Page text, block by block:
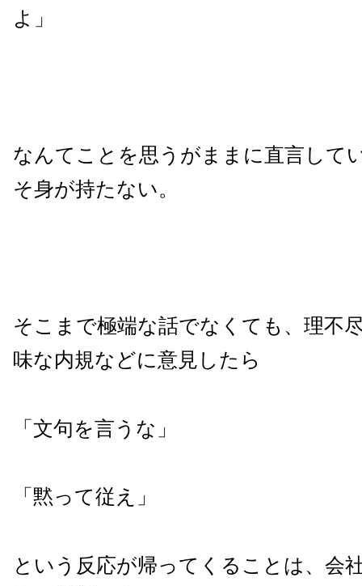
よ」
なんてことを思うがままに直言して
そ身が持たない。
そこまで極端な話でなくても、理不
味な内規などに意見したら
「文句を言うな」
「黙って従え」
という反応が帰ってくることは、会